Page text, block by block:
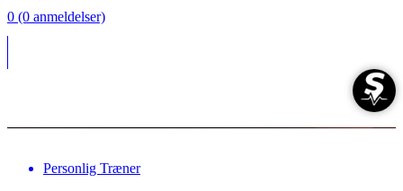
0 (0 anmeldelser)
Personlig Træner